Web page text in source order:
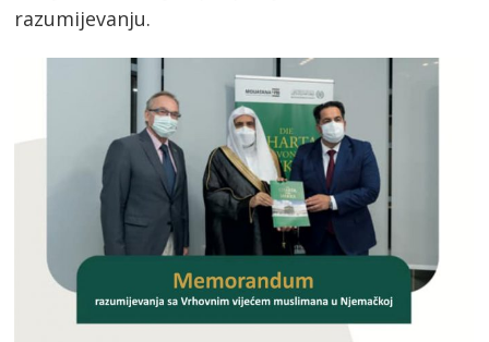
razumijevanju.